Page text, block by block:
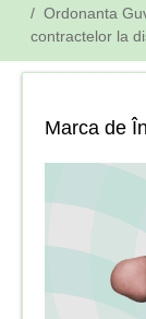
Ordonanta
contractelor la
Marca de